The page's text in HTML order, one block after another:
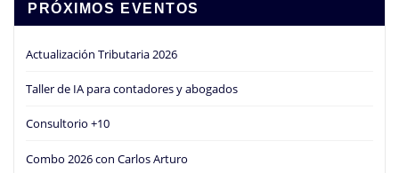
PRÓXIMOS EVENTOS
Actualización Tributaria 2026
Taller de IA para contadores y abogados
Consultorio +10
Combo 2026 con Carlos Arturo